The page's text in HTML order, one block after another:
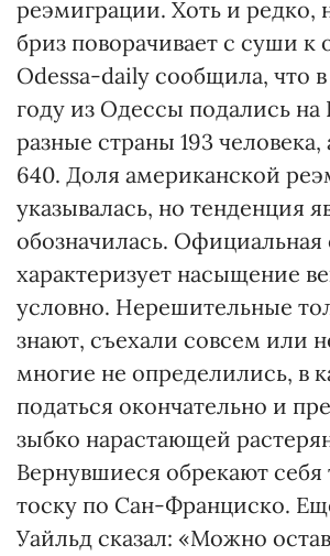
реэмиграции. Хоть и редко,
бриз поворачивает с суши к
Odessa-daily сообщила, что
году из Одессы подались
разные страны 193
640. Доля американской
указывалась, но тенденция
обозначилась. Официальная
характеризует насыщение
условно. Нерешительные
знают, съехали совсем или
многие не определились, в
податься окончательно и
зыбко нарастающей
Вернувшиеся обрекают себя
тоску по Сан-Франциско.
Уайльд сказал: «Можно